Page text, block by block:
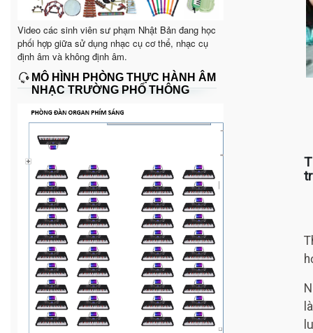
Video các sinh viên sư phạm Nhật Bản đang học
phối hợp giữa sử dụng nhạc cụ cơ thể, nhạc cụ
định âm và không định âm.
MÔ HÌNH PHÒNG THỰC HÀNH ÂM
NHẠC TRƯỜNG PHỔ THÔNG